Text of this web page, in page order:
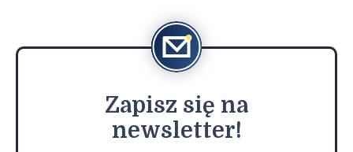
Zapisz się na
newsletter!